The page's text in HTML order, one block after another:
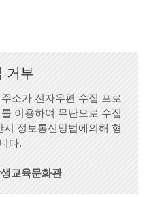
거부
소가 전자우편 수집 프로
이용하여 무단으로 수집
정보통신망법에의해 형
다.
교육문화관